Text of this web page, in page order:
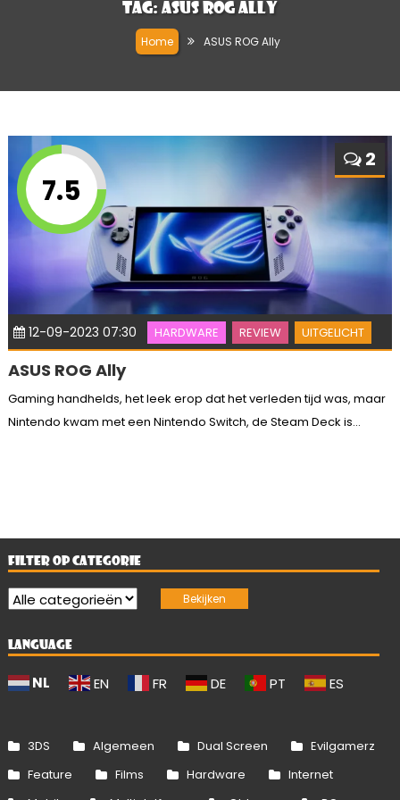
Tag: ASUS ROG Ally
Home ASUS ROG Ally
7.5
2
12-09-2023 07:30 HARDWARE REVIEW UITGELICHT
ASUS ROG Ally
Gaming handhelds, het leek erop dat het verleden tijd was, maar
Nintendo kwam met een Nintendo Switch, de Steam Deck is...
FILTER OP CATEGORIE
LANGUAGE
NL EN FR DE PT ES
3DS Algemeen Dual Screen
Evilgamerz
Feature
Films Hardware
Internet